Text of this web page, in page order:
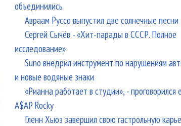
объединились
Авраам Руссо выпустил две солнечные песни
Сергей Сычёв - «Хит-парады в СССР. Полное
исследование»
Suno внедрил инструмент по нарушениям
и новые водяные знаки
«Рианна работает в студии», - проговорился
A$AP Rocky
Гленн Хьюз завершил свою гастрольную